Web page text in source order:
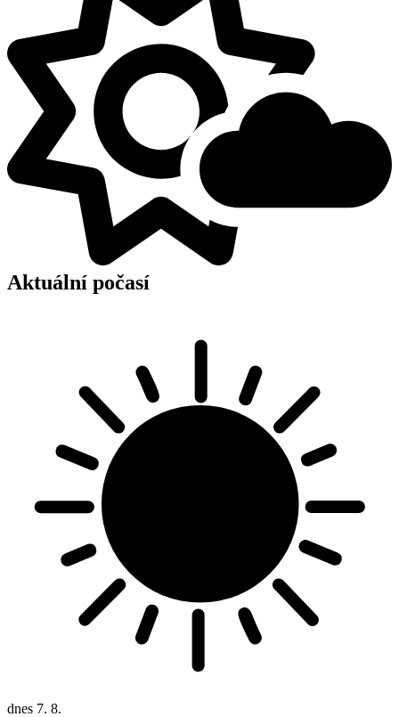
Aktuální počasí
dnes 7. 8.